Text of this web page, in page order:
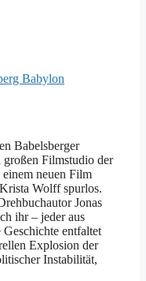
Babelsberger
Filmstudio der
neuen Film
Wolff spurlos.
Jonas
ihr – jeder aus
entfaltet
Explosion der
Instabilität,